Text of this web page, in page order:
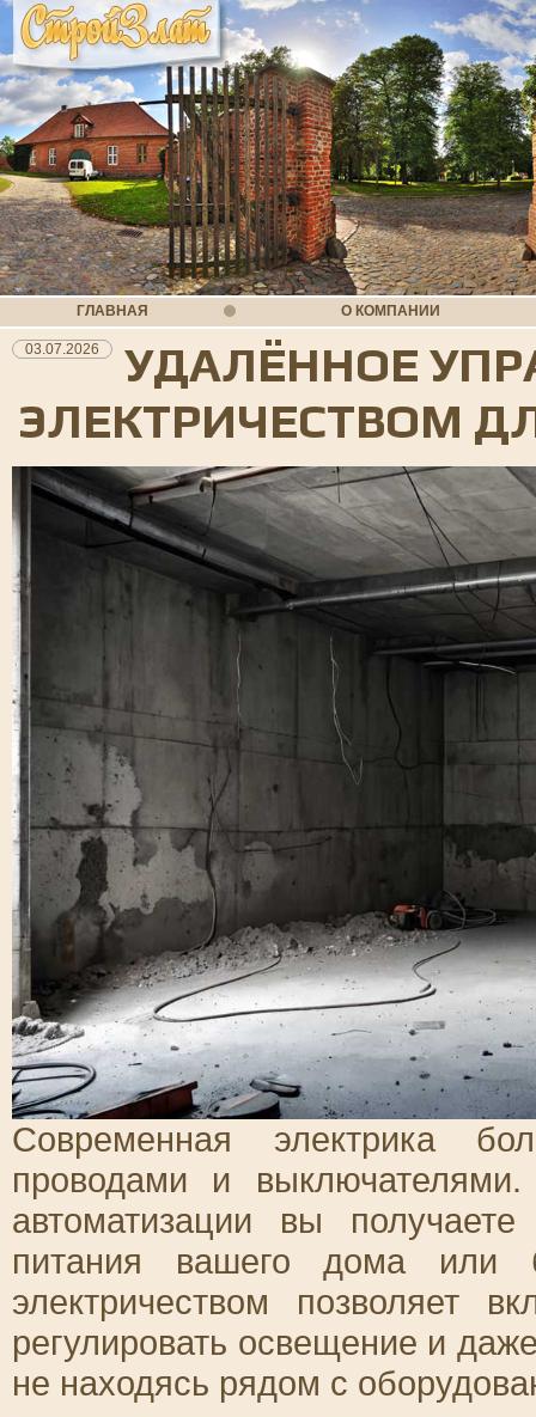
ГЛАВНАЯ О КОМПАНИИ
03.07.2026
УДАЛЁННОЕ
ЭЛЕКТРИЧЕСТВОМ
Современная электрика
проводами и
автоматизации вы
питания вашего дома или
электричеством позволяет
регулировать освещение и
не находясь рядом с